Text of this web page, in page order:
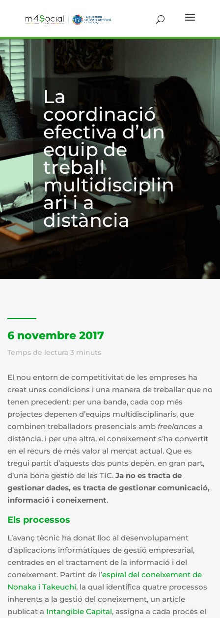
La
coordinació
efectiva d’un
equip de
treball
multidisciplin
ari i a
distància
6 novembre 2017
Temps de lectura 3 minuts
El nou entorn de competitivitat de les empreses ha
creat unes condicions i una manera de treballar que no
tenen precedent: per una banda, cada cop més
projectes depenen d’equips multidisciplinaris, que
combinen treballadors presencials amb freelances a
distància, i per una altra, el coneixement s’ha convertit
en el recurs de més valor al mercat actual. Que es
tregui partit d’aquests dos punts depèn, en gran part,
d’una bona gestió de les TIC. Ja no es tracta de
gestionar dades, es tracta de gestionar comunicació,
informació i coneixement.
Els processos
L’avanç tècnic ha donat lloc al desenvolupament
d’aplicacions informàtiques de gestió empresarial,
centrades en el tractament de la informació i del
coneixement. Partint de l’espiral del coneixement de
Nonaka i Takeuchi, la qual identifica quatre processos
inherents a la gestió del coneixement, un article
publicat a Intangible Capital, assigna a cada procés el